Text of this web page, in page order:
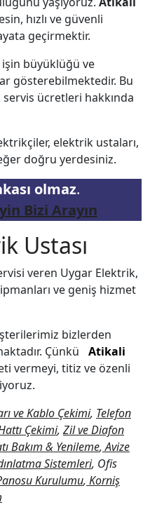
hızlı ve güvenli
geçirmektir.
büyüklüğü ve
gösterebilmektedir. Bu
ücretleri hakkında
elektrik ustaları,
doğru yerdesiniz.
olmaz.
Bizi Arayın
Ustası
veren Uygar Elektrik,
ve geniş hizmet
bizlerden
Çünkü
Atikali
vermeyi, titiz ve özenli
ve Kablo Çekimi, Telefon
Çekimi, Zil ve Diafon
Bakım & Yenileme,Avize
Sistemleri, Ofis
Kurulumu, Korniş